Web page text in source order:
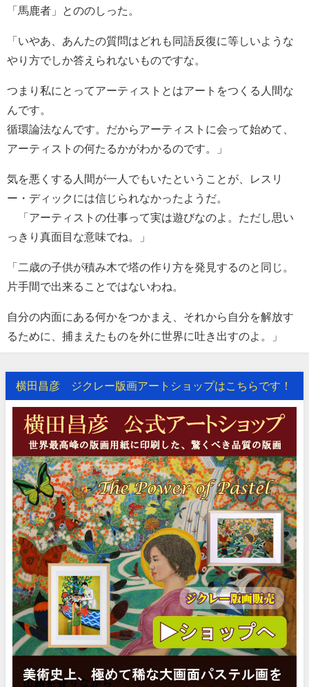
「馬鹿者」とののしった。
「いやあ、あんたの質問はどれも同語反復に等しいような
やり方でしか答えられないものですな。
つまり私にとってアーティストとはアートをつくる人間な
んです。
循環論法なんです。だからアーティストに会って始めて、
アーティストの何たるかがわかるのです。」
気を悪くする人間が一人でもいたということが、レスリ
ー・ディックには信じられなかったようだ。
「アーティストの仕事って実は遊びなのよ。ただし思い
っきり真面目な意味でね。」
「二歳の子供が積み木で塔の作り方を発見するのと同じ。
片手間で出来ることではないわね。
自分の内面にある何かをつかまえ、それから自分を解放す
るために、捕まえたものを外に世界に吐き出すのよ。」
横田昌彦 ジクレー版画アートショップはこちらです！